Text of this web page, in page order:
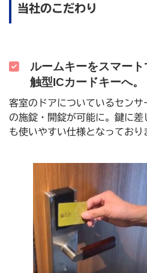
当社のこだわり
ルームキーをスマー
触型ICカードキーへ。
客室のドアについているセン
の施錠・開錠が可能に。鍵に
も使いやすい仕様となっており